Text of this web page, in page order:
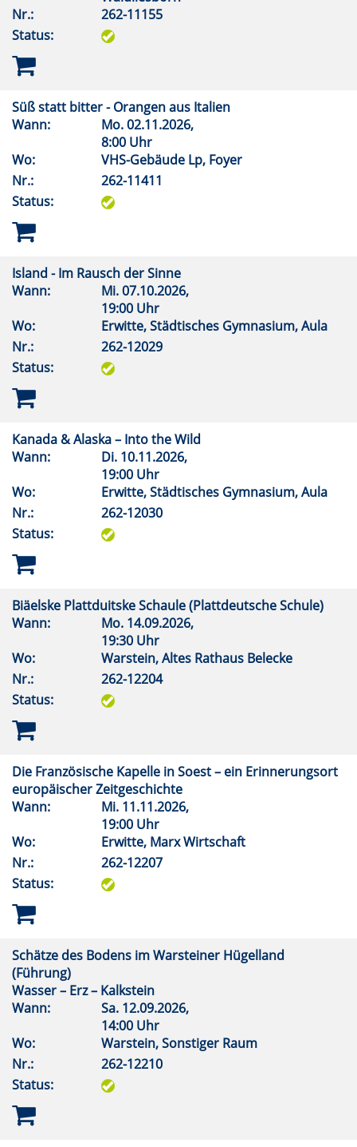
Nr.:
262-11155
Status:
Süß statt bitter - Orangen aus Italien
Wann:
Mo.02.11.2026,
8:00 Uhr
Wo:
VHS-Gebäude Lp, Foyer
Nr.:
262-11411
Status:
Island - Im Rausch der Sinne
Wann:
Mi.07.10.2026,
19:00 Uhr
Wo:
Erwitte, Städtisches Gymnasium, Aula
Nr.:
262-12029
Status:
Kanada & Alaska – Into the Wild
Wann:
Di. 10.11.2026,
19:00 Uhr
Wo:
Erwitte, Städtisches Gymnasium, Aula
Nr.:
262-12030
Status:
Biäelske Plattduitske Schaule (Plattdeutsche Schule)
Wann:
Mo. 14.09.2026,
19:30 Uhr
Wo:
Warstein, Altes Rathaus Belecke
Nr.:
262-12204
Status:
Die Französische Kapelle in Soest – ein Erinnerungsort
europäischer Zeitgeschichte
Wann:
Mi. 11.11.2026,
19:00 Uhr
Wo:
Erwitte, Marx Wirtschaft
Nr.:
262-12207
Status:
Schätze des Bodens im Warsteiner Hügelland
(Führung)
Wasser – Erz – Kalkstein
Wann:
Sa. 12.09.2026,
14:00 Uhr
Wo:
Warstein, Sonstiger Raum
Nr.:
262-12210
Status: